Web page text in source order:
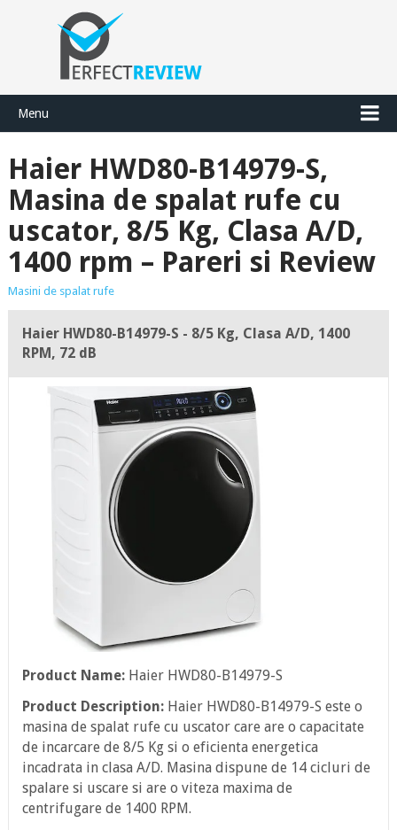
Menu
Haier HWD80-B14979-S,
Masina de spalat rufe cu
uscator, 8/5 Kg, Clasa A/D,
1400 rpm – Pareri si Review
Masini de spalat rufe
Haier HWD80-B14979-S - 8/5 Kg, Clasa A/D, 1400
RPM, 72 dB
Product Name:Haier HWD80-B14979-S
Product Description:Haier HWD80-B14979-S este o
masina de spalat rufe cu uscator care are o capacitate
de incarcare de 8/5 Kg si o eficienta energetica
incadrata in clasa A/D. Masina dispune de 14 cicluri de
spalare si uscare si are o viteza maxima de
centrifugare de 1400 RPM.